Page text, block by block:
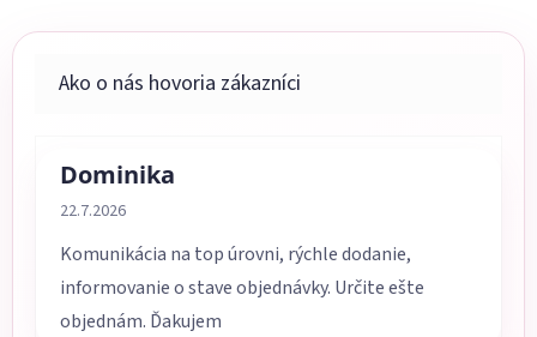
Dominika
Hodnotenie obchodu je 5 z 5 hviezdičiek.
22.7.2026
Komunikácia na top úrovni, rýchle dodanie,
informovanie o stave objednávky. Určite ešte
objednám. Ďakujem